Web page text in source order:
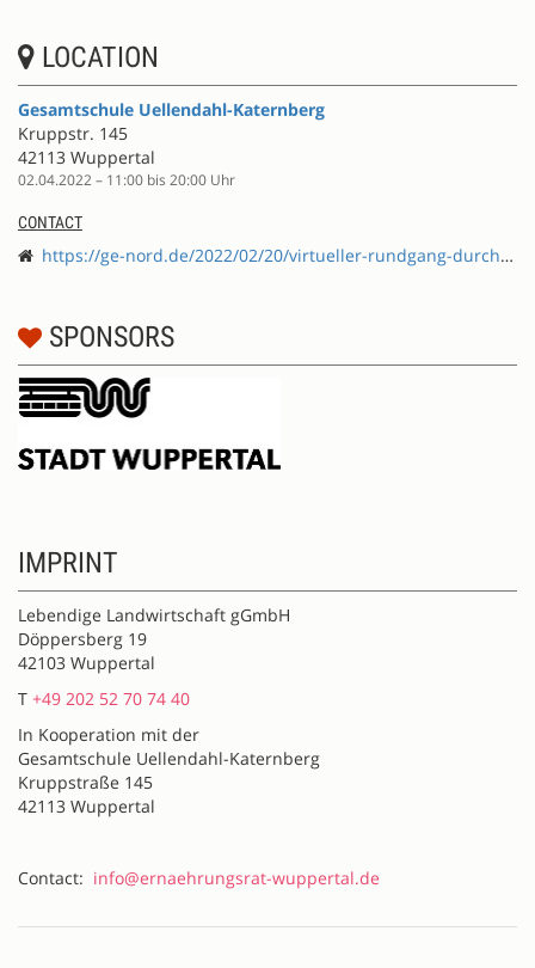
LOCATION
Gesamtschule Uellendahl-Katernberg
Kruppstr. 145
42113 Wuppertal
02.04.2022 – 11:00 bis 20:00 Uhr
CONTACT
https://ge-nord.de/2022/02/20/virtueller-rundgang-durch-unsere-schule/
SPONSORS
IMPRINT
Lebendige Landwirtschaft gGmbH
Döppersberg 19
42103 Wuppertal
T +49 202 52 70 74 40
In Kooperation mit der
Gesamtschule Uellendahl-Katernberg
Kruppstraße 145
42113 Wuppertal
Contact: info@ernaehrungsrat-wuppertal.de